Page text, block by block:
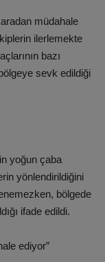
müdahale
ilerlemekte
bazı
sevk edildiği
yoğun çaba
yönlendirildiğini
bölgede
ifade edildi.
ediyor”